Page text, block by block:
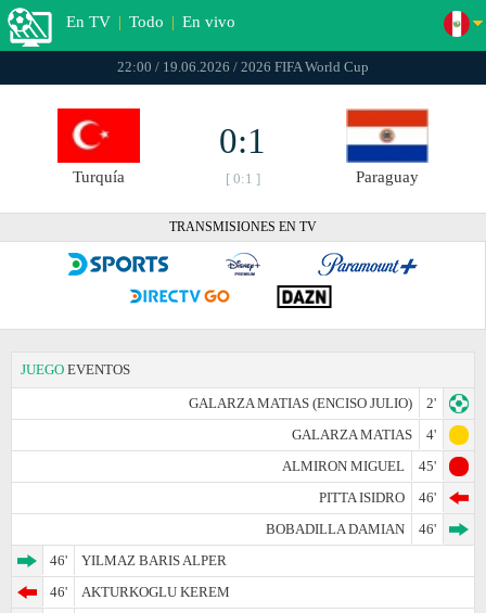
En TV | Todo | En vivo
22:00 / 19.06.2026 / 2026 FIFA World Cup
Turquía
0:1
[ 0:1 ] Paraguay
TRANSMISIONES EN TV
JUEGO EVENTOS
GALARZA MATIAS (ENCISO JULIO)
2'
GALARZA MATIAS
4'
ALMIRON MIGUEL
45'
PITTA ISIDRO
46'
BOBADILLA DAMIAN
46'
46'
YILMAZ BARIS ALPER
46'
AKTURKOGLU KEREM